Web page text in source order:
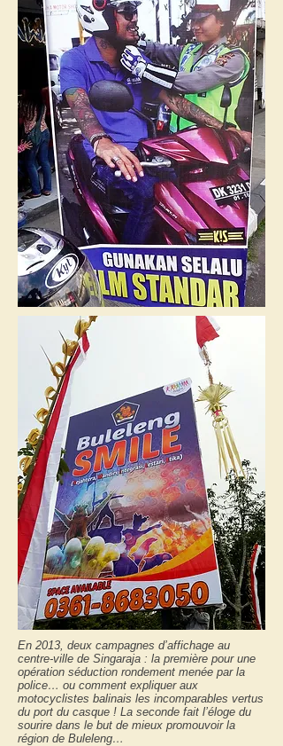
En 2013, deux campagnes d’affichage au
centre-ville de Singaraja : la première pour une
opération séduction rondement menée par la
police… ou comment expliquer aux
motocyclistes balinais les incomparables vertus
du port du casque ! La seconde fait l’éloge du
sourire dans le but de mieux promouvoir la
région de Buleleng…